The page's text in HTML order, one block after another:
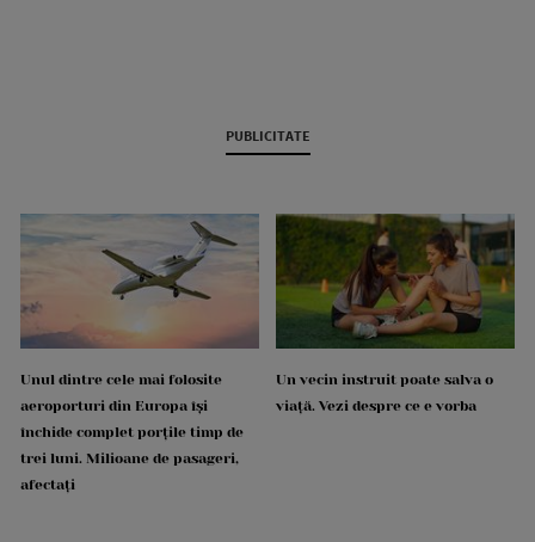
PUBLICITATE
Unul dintre cele mai folosite
aeroporturi din Europa își
închide complet porțile timp de
trei luni. Milioane de pasageri,
afectați
Un vecin instruit poate salva o
viață. Vezi despre ce e vorba